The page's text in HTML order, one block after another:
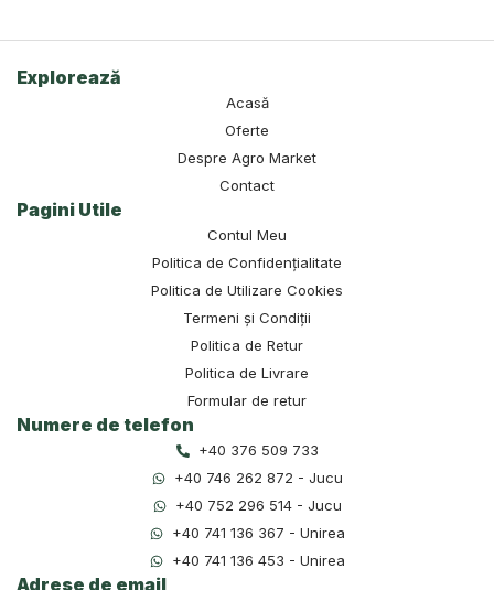
Explorează
Acasă
Oferte
Despre Agro Market
Contact
Pagini Utile
Contul Meu
Politica de Confidențialitate
Politica de Utilizare Cookies
Termeni și Condiții
Politica de Retur
Politica de Livrare
Formular de retur
Numere de telefon
+40 376 509 733
+40 746 262 872 - Jucu
+40 752 296 514 - Jucu
+40 741 136 367 - Unirea
+40 741 136 453 - Unirea
Adrese de email